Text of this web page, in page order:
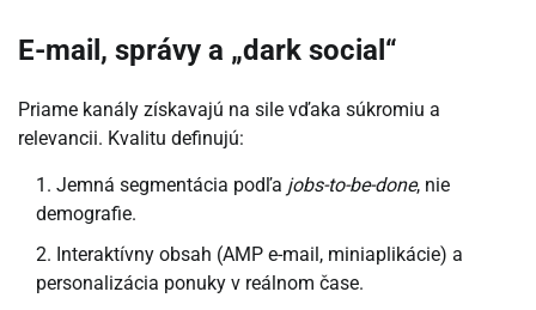
E-mail, správy a „dark social“
Priame kanály získavajú na sile vďaka súkromiu a
relevancii. Kvalitu definujú:
Jemná segmentácia podľa jobs-to-be-done, nie
demografie.
Interaktívny obsah (AMP e-mail, miniaplikácie) a
personalizácia ponuky v reálnom čase.